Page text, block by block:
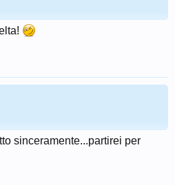
sinceramente...partirei per